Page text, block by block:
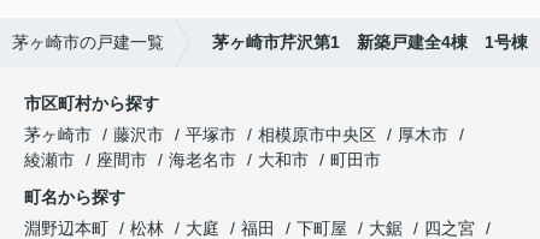
茅ヶ崎市の戸建一覧 茅ヶ崎市芹沢第1 新築戸建全4棟 1号棟
市区町村から探す
茅ヶ崎市
藤沢市 平塚市 相模原市中央区
厚木市
綾瀬市
座間市 海老名市 大和市
町田市
町名から探す
淵野辺本町
松林 大庭 福田 下町屋 大鋸
四之宮